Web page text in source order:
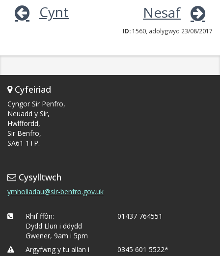
Cynt Nesaf
ID: 1560, adolygwyd 23/08/2017
Cyfeiriad
Cyngor Sir Penfro,
Neuadd y Sir,
Hwlffordd,
Sir Benfro,
SA61 1TP.
Cysylltwch
ymholiadau@sir-benfro.gov.uk
Rhif ffôn:
Dydd Llun i ddydd
Gwener, 9am i 5pm
01437 764551
Argyfwng y tu allan i
0345 601 5522*